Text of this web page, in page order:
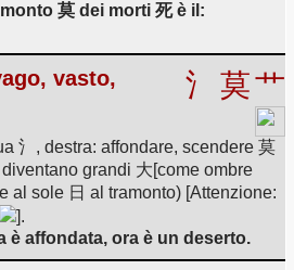
莫 dei morti 死 è il:
vasto,
氵 莫艹
氵, destra: affondare, scendere 莫
grandi 大[come ombre
al sole 日 al tramonto) [Attenzione:
].
è affondata, ora è un deserto.